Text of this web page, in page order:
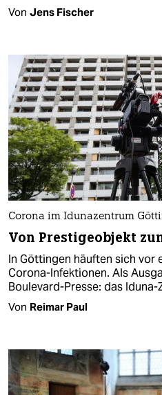
Von Jens Fischer
Corona im Idunazentrum
Von Prestigeobjekt
In Göttingen häuften sich vor
Corona-Infektionen. Als
Boulevard-Presse: das Iduna-
Von Reimar Paul